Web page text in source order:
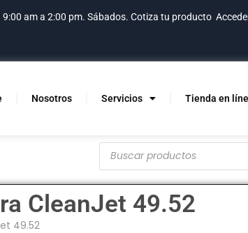
am a 2:00 pm. Sábados. Cotiza tu producto
Nosotros Servicios Tienda en
CleanJet 49.52
49.52